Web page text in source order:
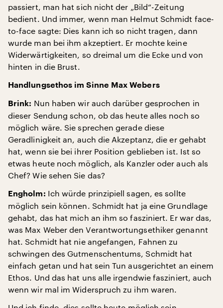
passiert, man hat sich nicht der „Bild“-Zeitung
bedient. Und immer, wenn man Helmut Schmidt face-
to-face sagte: Dies kann ich so nicht tragen, dann
wurde man bei ihm akzeptiert. Er mochte keine
Widerwärtigkeiten, so dreimal um die Ecke und von
hinten in die Brust.
Handlungsethos im Sinne Max Webers
Brink: Nun haben wir auch darüber gesprochen in
dieser Sendung schon, ob das heute alles noch so
möglich wäre. Sie sprechen gerade diese
Geradlinigkeit an, auch die Akzeptanz, die er gehabt
hat, wenn sie bei ihrer Position geblieben ist. Ist so
etwas heute noch möglich, als Kanzler oder auch als
Chef? Wie sehen Sie das?
Engholm: Ich würde prinzipiell sagen, es sollte
möglich sein können. Schmidt hat ja eine Grundlage
gehabt, das hat mich an ihm so fasziniert. Er war das,
was Max Weber den Verantwortungsethiker genannt
hat. Schmidt hat nie angefangen, Fahnen zu
schwingen des Gutmenschentums, Schmidt hat
einfach getan und hat sein Tun ausgerichtet an einem
Ethos. Und das hat uns alle irgendwie fasziniert, auch
wenn wir mal im Widerspruch zu ihm waren.